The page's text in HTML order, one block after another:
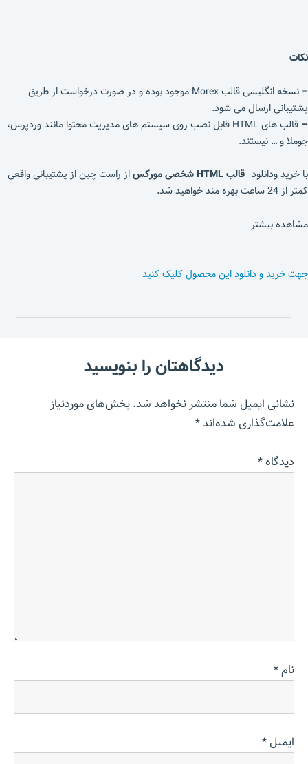
نکات
– نسخه انگلیسی قالب Morex موجود بوده و در صورت درخواست از طریق
پشتیبانی ارسال می شود.
–
قالب های HTML قابل نصب روی سیستم های مدیریت محتوا مانند وردپرس،
جوملا و … نیستند.
با خرید ودانلود قالبHTML شخصی مورکس
از راست چین از پشتیبانی واقعی
کمتر از 24 ساعت بهره مند خواهید شد.
مشاهده بیشتر
جهت خرید و دانلود این محصول کلیک کنید
دیدگاهتان را بنویسید
نشانی ایمیل شما منتشر نخواهد شد.بخش‌های موردنیاز
علامت‌گذاری شده‌اند*
دیدگاه*
نام*
ایمیل*